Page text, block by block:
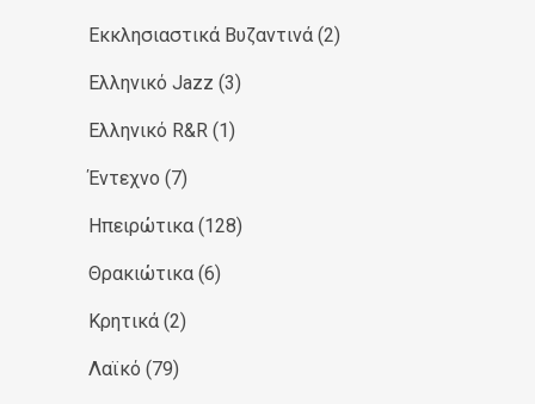
Εκκλησιαστικά Βυζαντινά (2)
Ελληνικό Jazz (3)
Ελληνικό R&R (1)
Έντεχνο (7)
Ηπειρώτικα (128)
Θρακιώτικα (6)
Κρητικά (2)
Λαϊκό (79)